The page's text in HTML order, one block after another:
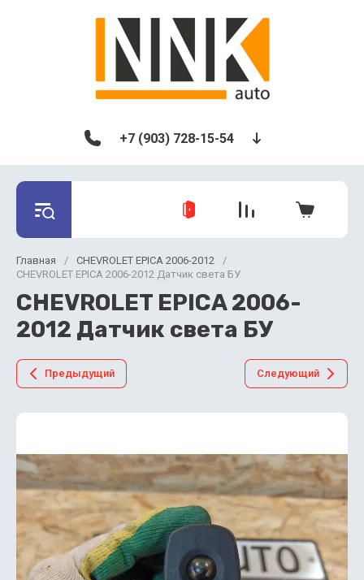
+7 (903) 728-15-54
Главная / CHEVROLET EPICA 2006-2012
/
CHEVROLET EPICA 2006-2012 Датчик света БУ
CHEVROLET EPICA 2006-
2012 Датчик света БУ
Предыдущий Следующий